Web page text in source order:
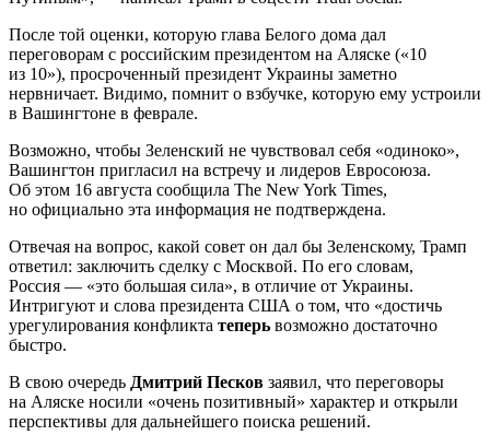
После той оценки, которую глава Белого дома дал
переговорам с российским президентом на Аляске («10
из 10»), просроченный президент Украины заметно
нервничает. Видимо, помнит о взбучке, которую ему устроили
в Вашингтоне в феврале.
Возможно, чтобы Зеленский не чувствовал себя «одиноко»,
Вашингтон пригласил на встречу и лидеров Евросоюза.
Об этом 16 августа сообщила The New York Times,
но официально эта информация не подтверждена.
Отвечая на вопрос, какой совет он дал бы Зеленскому, Трамп
ответил: заключить сделку с Москвой. По его словам,
Россия — «это большая сила», в отличие от Украины.
Интригуют и слова президента США о том, что «достичь
урегулирования конфликта теперь возможно достаточно
быстро.
В свою очередь Дмитрий Песков заявил, что переговоры
на Аляске носили «очень позитивный» характер и открыли
перспективы для дальнейшего поиска решений.